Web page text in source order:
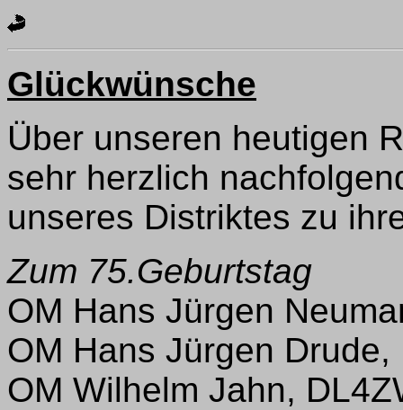
Glückwünsche
Über unseren heutigen
sehr herzlich
unseres Distriktes zu
Zum 75.Geburtstag
OM Hans Jürgen
OM Hans Jürgen
OM Wilhelm Jahn,